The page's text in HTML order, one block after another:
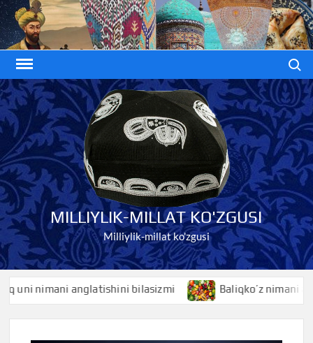
Skip
to
content
MILLIYLIK-MILLAT KO'ZGUSI
Milliylik-millat ko'zgusi
nimani anglatishini bilasizmi Baliqko’z nimani